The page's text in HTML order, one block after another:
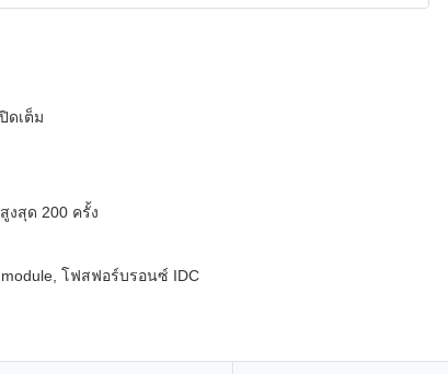
ดเต็ม
งสุด 200 ครั้ง
module, โฟสฟอร์บรอนซ์ IDC